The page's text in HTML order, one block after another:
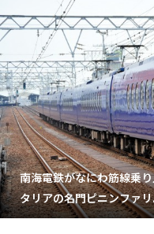
南海電鉄がなにわ筋線乗
タリアの名門ピニンファ